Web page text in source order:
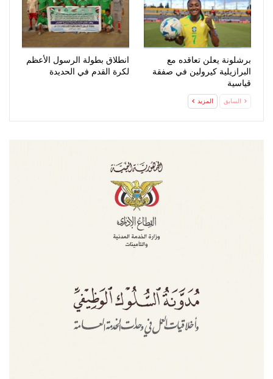
برشلونة يعلن تعاقده مع
البرازيلية كيرولين في صفقة
قياسية
انطلاق بطولة الرسول الأعظم
لكرة القدم في الحديدة
السابق المزيد